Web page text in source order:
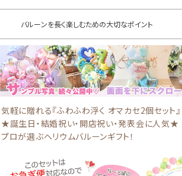
バルーンを長く楽しむための大切なポイント
気軽に贈れる『ふわふわ浮く オマカセ2個セット』
★誕生日・結婚祝い・開店祝い・発表会に人気★
プロが選ぶヘリウムバルーンギフト！